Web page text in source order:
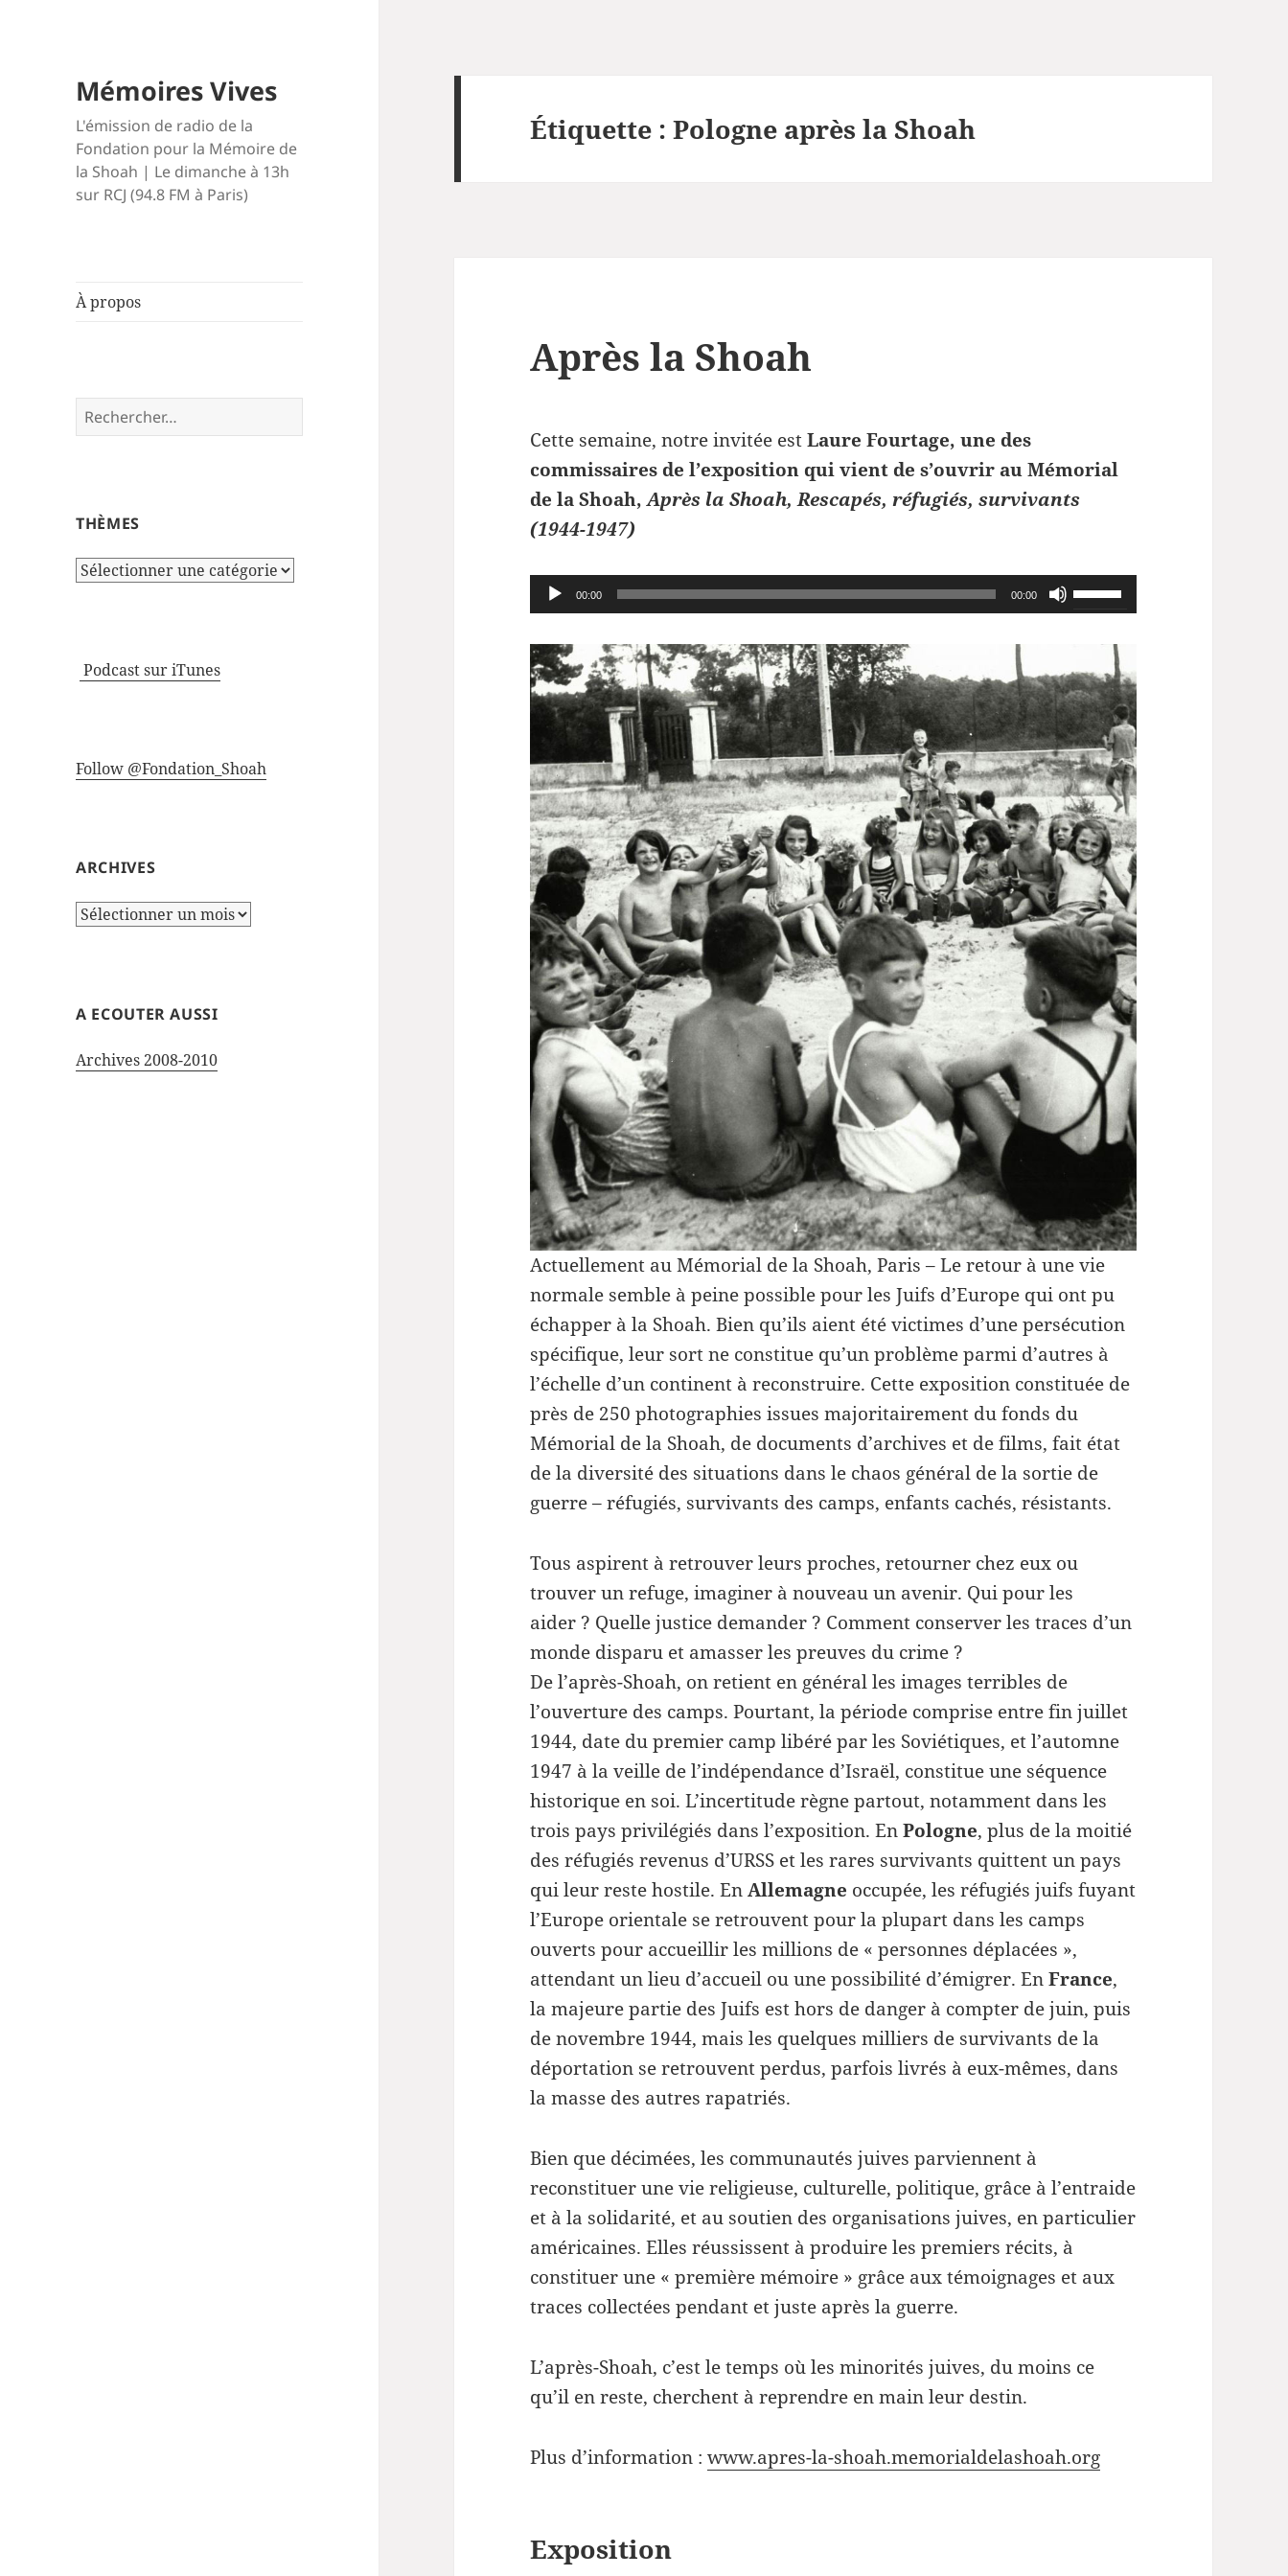
Mémoires Vives
L'émission de radio de la
Fondation pour la Mémoire de
la Shoah | Le dimanche à 13h
sur RCJ (94.8 FM à Paris)
À propos
Rechercher :
THÈMES
Thèmes
Podcast sur iTunes
Follow @Fondation_Shoah
ARCHIVES
Archives
A ECOUTER AUSSI
Archives 2008-2010
Étiquette :Pologne après la Shoah
Après la Shoah
Cette semaine, notre invitée estLaure Fourtage, une des
commissaires de l’exposition qui vient de s’ouvrir au Mémorial
de la Shoah,Après la Shoah, Rescapés, réfugiés, survivants
(1944-1947)
Lecteur
audio
00:00 00:00
Utilisez
les
flèches
haut/bas
pour
augmenter
ou
diminuer
le
volume.
Actuellement au Mémorial de la Shoah, Paris –Le retour à une vie
normale semble à peine possible pour les Juifs d’Europe qui ont pu
échapper à la Shoah. Bien qu’ils aient été victimes d’une persécution
spécifique, leur sort ne constitue qu’un problème parmi d’autres à
l’échelle d’un continent à reconstruire. Cette exposition constituée de
près de 250 photographies issues majoritairement du fonds du
Mémorial de la Shoah, de documents d’archives et de films, fait état
de la diversité des situations dans le chaos général de la sortie de
guerre – réfugiés, survivants des camps, enfants cachés, résistants.
Tous aspirent à retrouver leurs proches, retourner chez eux ou
trouver un refuge, imaginer à nouveau un avenir. Qui pour les
aider ? Quelle justice demander ? Comment conserver les traces d’un
monde disparu et amasser les preuves du crime ?
De l’après-Shoah, on retient en général les images terribles de
l’ouverture des camps. Pourtant, la période comprise entre fin juillet
1944, date du premier camp libéré par les Soviétiques, et l’automne
1947 à la veille de l’indépendance d’Israël, constitue une séquence
historique en soi. L’incertitude règne partout, notamment dans les
trois pays privilégiés dans l’exposition. EnPologne, plus de la moitié
des réfugiés revenus d’URSS et les rares survivants quittent un pays
qui leur reste hostile. EnAllemagne occupée, les réfugiés juifs fuyant
l’Europe orientale se retrouvent pour la plupart dans les camps
ouverts pour accueillir les millions de « personnes déplacées »,
attendant un lieu d’accueil ou une possibilité d’émigrer. EnFrance,
la majeure partie des Juifs est hors de danger à compter de juin, puis
de novembre 1944, mais les quelques milliers de survivants de la
déportation se retrouvent perdus, parfois livrés à eux-mêmes, dans
la masse des autres rapatriés.
Bien que décimées, les communautés juives parviennent à
reconstituer une vie religieuse, culturelle, politique, grâce à l’entraide
et à la solidarité, et au soutien des organisations juives, en particulier
américaines. Elles réussissent à produire les premiers récits, à
constituer une « première mémoire » grâce aux témoignages et aux
traces collectées pendant et juste après la guerre.
L’après-Shoah, c’est le temps où les minorités juives, du moins ce
qu’il en reste, cherchent à reprendre en main leur destin.
Plus d’information :www.apres-la-shoah.memorialdelashoah.org
Exposition